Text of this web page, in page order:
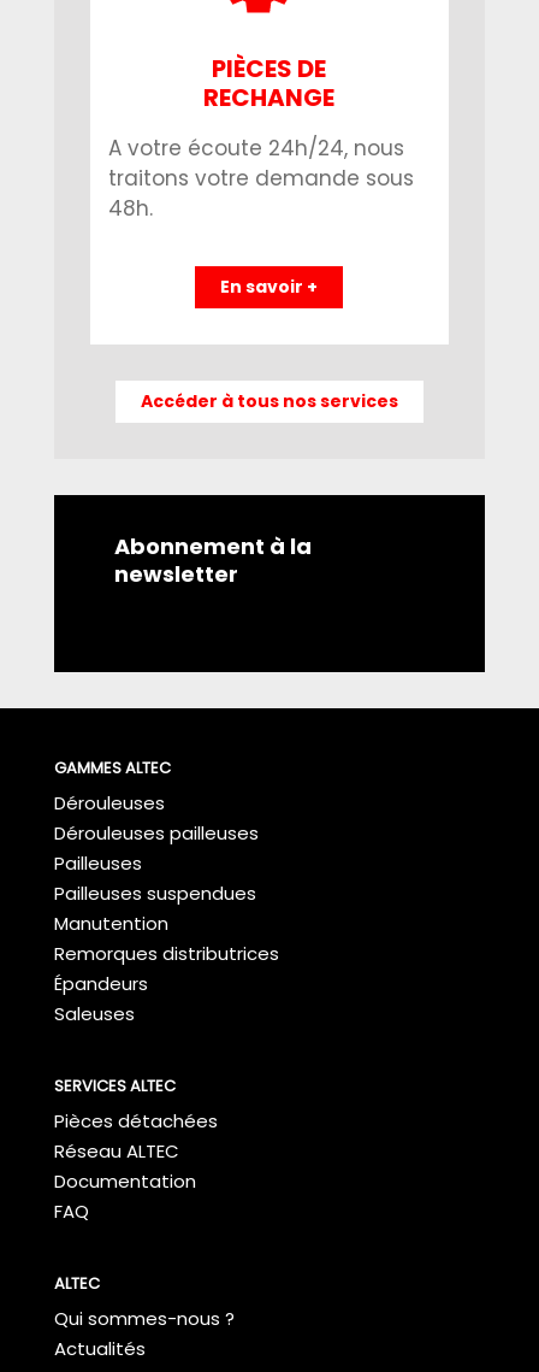
PIÈCES DE
RECHANGE
A votre écoute 24h/24, nous
traitons votre demande sous
48h.
En savoir +
Accéder à tous nos services
Abonnement à la
newsletter
GAMMES ALTEC
Dérouleuses
Dérouleuses pailleuses
Pailleuses
Pailleuses suspendues
Manutention
Remorques distributrices
Épandeurs
Saleuses
SERVICES ALTEC
Pièces détachées
Réseau ALTEC
Documentation
FAQ
ALTEC
Qui sommes-nous ?
Actualités